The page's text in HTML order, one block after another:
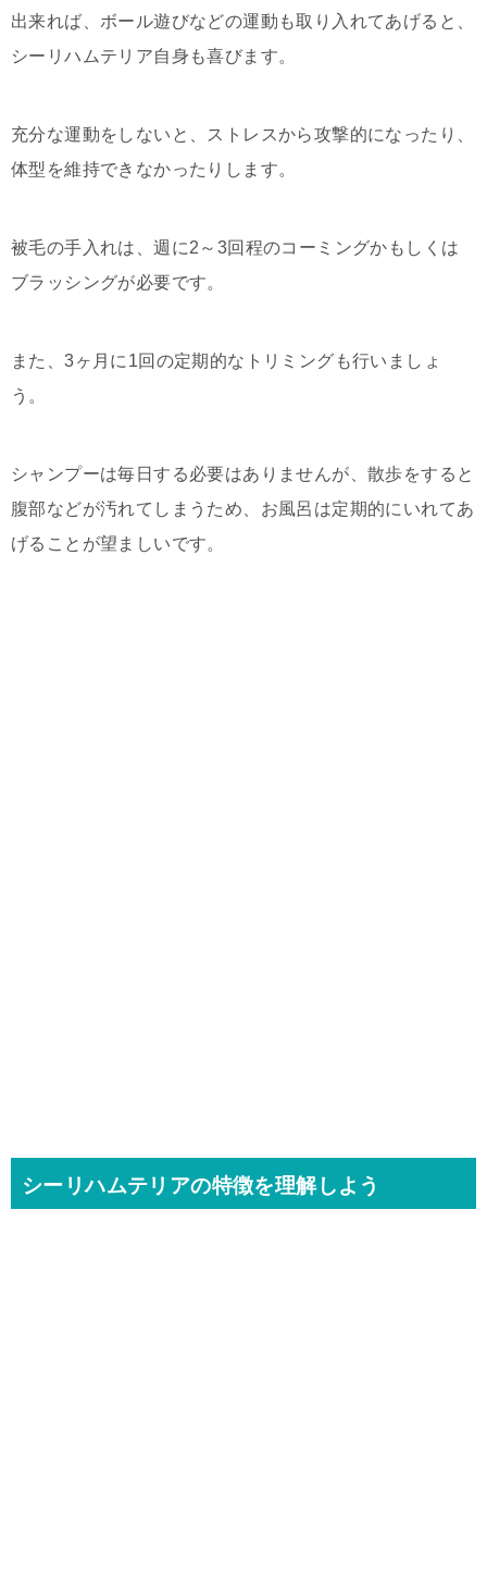
出来れば、ボール遊びなどの運動も取り入れてあげると、
シーリハムテリア自身も喜びます。
充分な運動をしないと、ストレスから攻撃的になったり、
体型を維持できなかったりします。
被毛の手入れは、週に2～3回程のコーミングかもしくは
ブラッシングが必要です。
また、3ヶ月に1回の定期的なトリミングも行いましょ
う。
シャンプーは毎日する必要はありませんが、散歩をすると
腹部などが汚れてしまうため、お風呂は定期的にいれてあ
げることが望ましいです。
シーリハムテリアの特徴を理解しよう